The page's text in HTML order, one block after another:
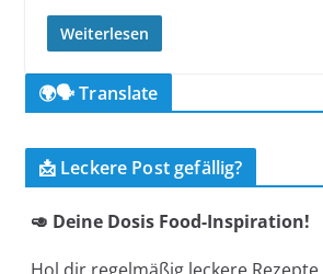
Weiterlesen
🌍🗣️ Translate
📩 Leckere Post gefällig?
🥑 Deine Dosis Food-Inspiration!